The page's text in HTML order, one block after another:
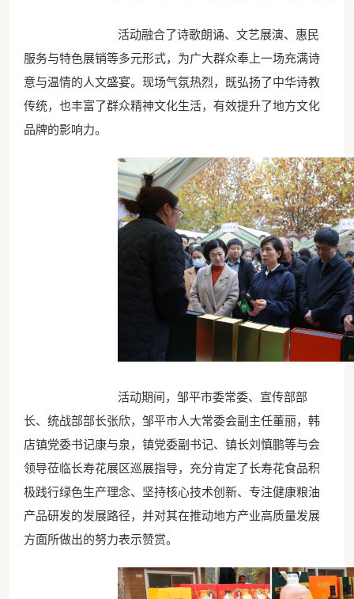
活动融合了诗歌朗诵、文艺展演、惠民
服务与特色展销等多元形式，为广大群众奉上一场充满诗
意与温情的人文盛宴。现场气氛热烈，既弘扬了中华诗教
传统，也丰富了群众精神文化生活，有效提升了地方文化
品牌的影响力。
活动期间，邹平市委常委、宣传部部
长、统战部部长张欣，邹平市人大常委会副主任董丽，韩
店镇党委书记康与泉，镇党委副书记、镇长刘慎鹏等与会
领导莅临长寿花展区巡展指导，充分肯定了长寿花食品积
极践行绿色生产理念、坚持核心技术创新、专注健康粮油
产品研发的发展路径，并对其在推动地方产业高质量发展
方面所做出的努力表示赞赏。